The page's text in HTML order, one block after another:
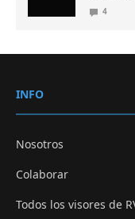
4
INFO
Nosotros
Colaborar
Todos los visores de